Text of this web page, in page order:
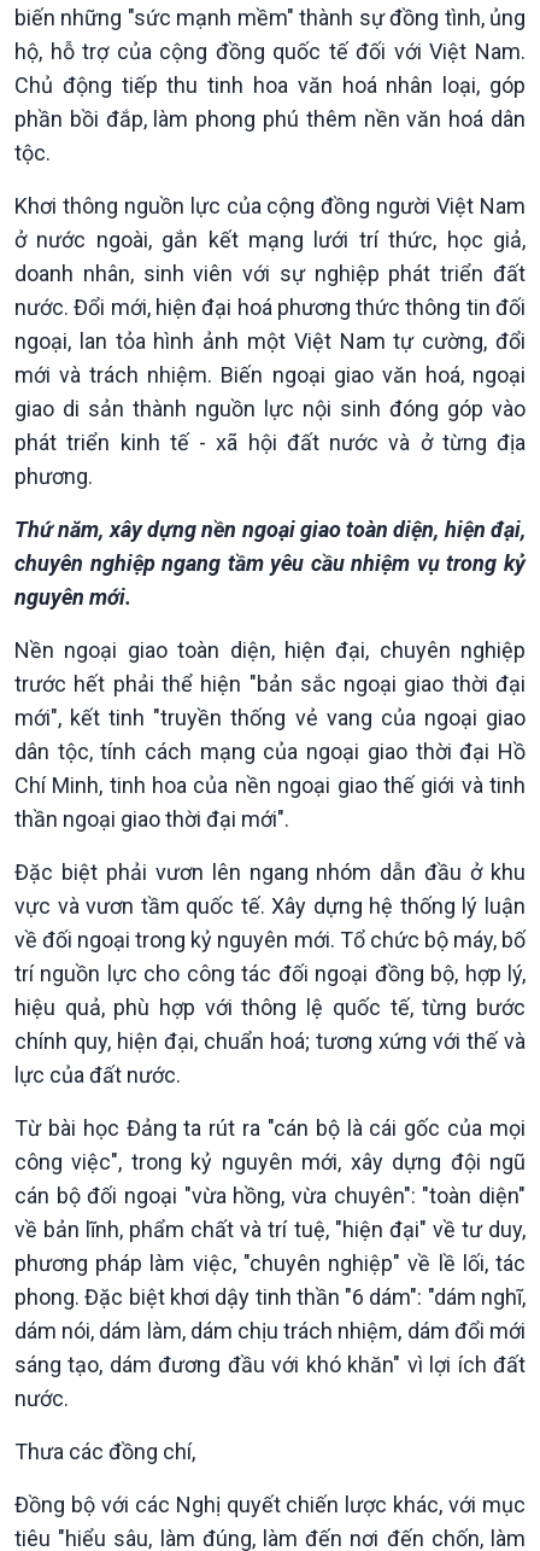
E-Magazine
biến những "sức mạnh mềm" thành sự đồng tình, ủng
hộ, hỗ trợ của cộng đồng quốc tế đối với Việt Nam.
Chủ động tiếp thu tinh hoa văn hoá nhân loại, góp
phần bồi đắp, làm phong phú thêm nền văn hoá dân
tộc.
Khơi thông nguồn lực của cộng đồng người Việt Nam
ở nước ngoài, gắn kết mạng lưới trí thức, học giả,
doanh nhân, sinh viên với sự nghiệp phát triển đất
nước. Đổi mới, hiện đại hoá phương thức thông tin đối
ngoại, lan tỏa hình ảnh một Việt Nam tự cường, đổi
mới và trách nhiệm. Biến ngoại giao văn hoá, ngoại
giao di sản thành nguồn lực nội sinh đóng góp vào
phát triển kinh tế - xã hội đất nước và ở từng địa
phương.
Thứ năm, xây dựng nền ngoại giao toàn diện, hiện đại,
chuyên nghiệp ngang tầm yêu cầu nhiệm vụ trong kỷ
nguyên mới.
Nền ngoại giao toàn diện, hiện đại, chuyên nghiệp
trước hết phải thể hiện "bản sắc ngoại giao thời đại
mới", kết tinh "truyền thống vẻ vang của ngoại giao
dân tộc, tính cách mạng của ngoại giao thời đại Hồ
Chí Minh, tinh hoa của nền ngoại giao thế giới và tinh
thần ngoại giao thời đại mới".
Đặc biệt phải vươn lên ngang nhóm dẫn đầu ở khu
vực và vươn tầm quốc tế. Xây dựng hệ thống lý luận
về đối ngoại trong kỷ nguyên mới. Tổ chức bộ máy, bố
trí nguồn lực cho công tác đối ngoại đồng bộ, hợp lý,
hiệu quả, phù hợp với thông lệ quốc tế, từng bước
chính quy, hiện đại, chuẩn hoá; tương xứng với thế và
lực của đất nước.
Từ bài học Đảng ta rút ra "cán bộ là cái gốc của mọi
công việc", trong kỷ nguyên mới, xây dựng đội ngũ
cán bộ đối ngoại "vừa hồng, vừa chuyên": "toàn diện"
về bản lĩnh, phẩm chất và trí tuệ, "hiện đại" về tư duy,
phương pháp làm việc, "chuyên nghiệp" về lề lối, tác
phong. Đặc biệt khơi dậy tinh thần "6 dám": "dám nghĩ,
dám nói, dám làm, dám chịu trách nhiệm, dám đổi mới
sáng tạo, dám đương đầu với khó khăn" vì lợi ích đất
nước.
Thưa các đồng chí,
Đồng bộ với các Nghị quyết chiến lược khác, với mục
tiêu "hiểu sâu, làm đúng, làm đến nơi đến chốn, làm